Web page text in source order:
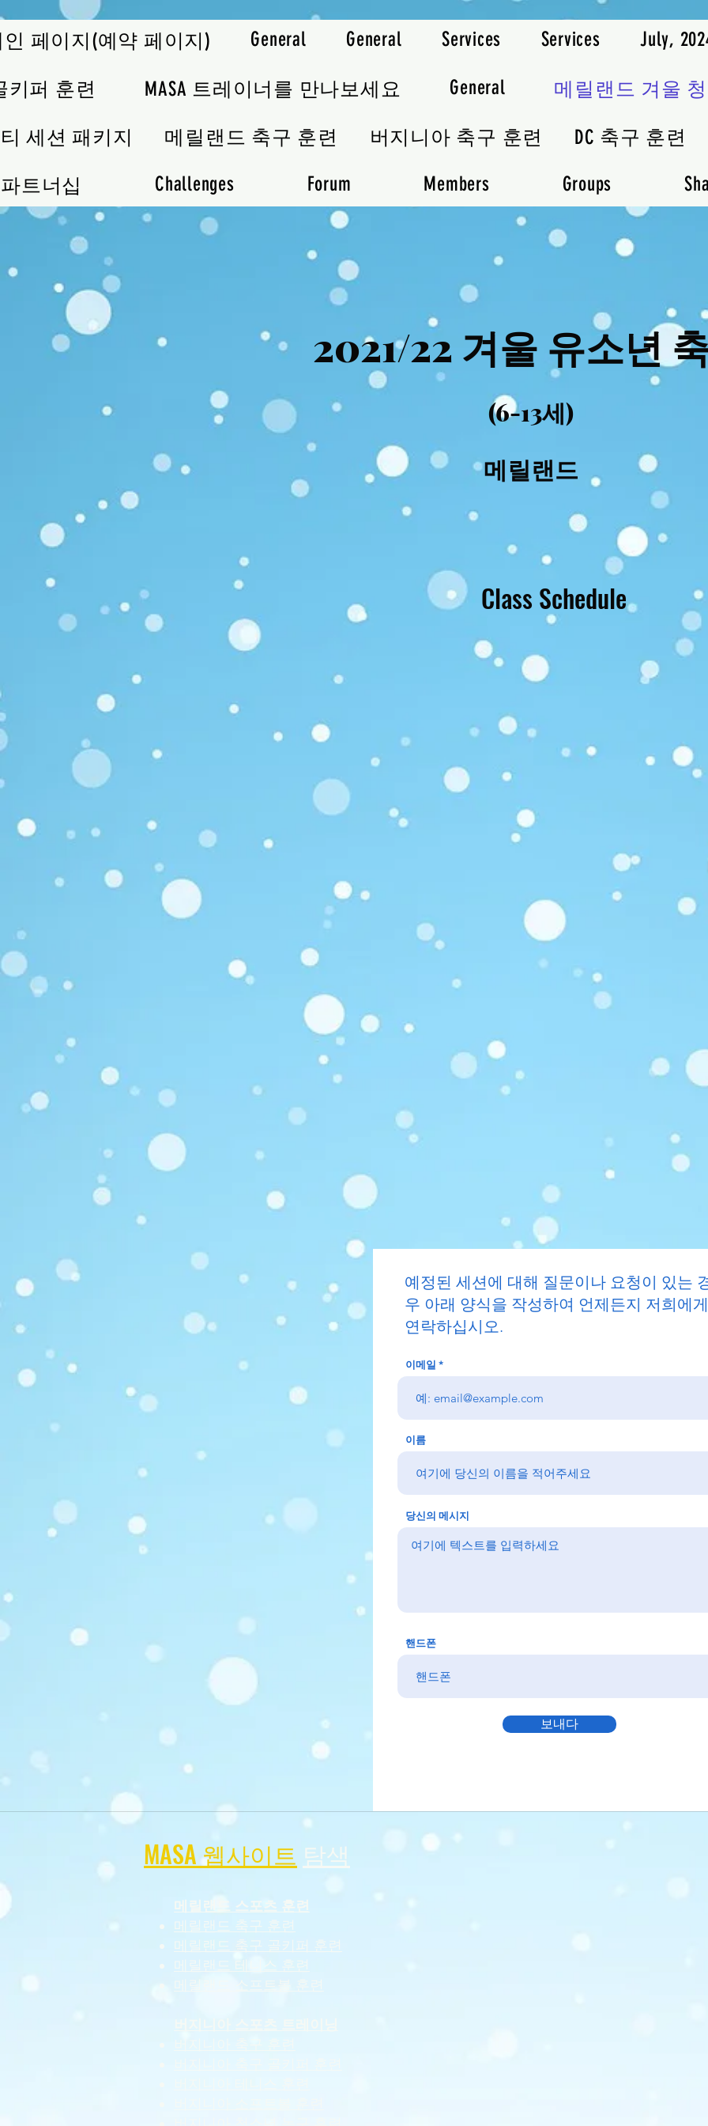
인 페이지(예약 페이지) General General Services Services July,
키퍼 훈련 MASA 트레이너를 만나보세요 General 메릴랜드 겨울
세션 패키지 메릴랜드 축구 훈련 버지니아 축구 훈련 DC 축구 훈련
파트너십 Challenges Forum Members Groups
2021/22 겨울 유소년
(6-13세)
메릴랜드
Class Schedule
예정된 세션에 대해 질문이나 요청이 있는
우 아래 양식을 작성하여 언제든지 저희에게
연락하십시오.
이메일
이름
당신의 메시지
핸드폰
보내다
MASA 웹사이트 탐색
메릴랜드 스포츠 훈련
메릴랜드 축구 훈련
메릴랜드 축구 골키퍼 훈련
메릴랜드 테니스 훈련
메릴랜드 소프트볼 훈련